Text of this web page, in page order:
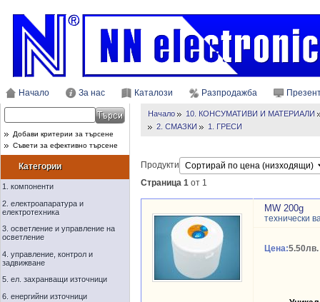
Начало За нас Каталози Разпродажба
Добави критерии за търсене
Съвети за ефективно търсене
Категории
1. компоненти
2. електроапаратура и
електротехника
3. осветление и управление на
осветление
4. управление, контрол и
задвижване
5. ел. захранващи източници
6. енергийни източници
Начало
10. КОНСУМАТИВИ И МАТЕРИАЛИ
2. СМАЗКИ
1. ГРЕСИ
Продукти
Страница 1 от 1
MW 200g
технически
Цена:5.50лв.